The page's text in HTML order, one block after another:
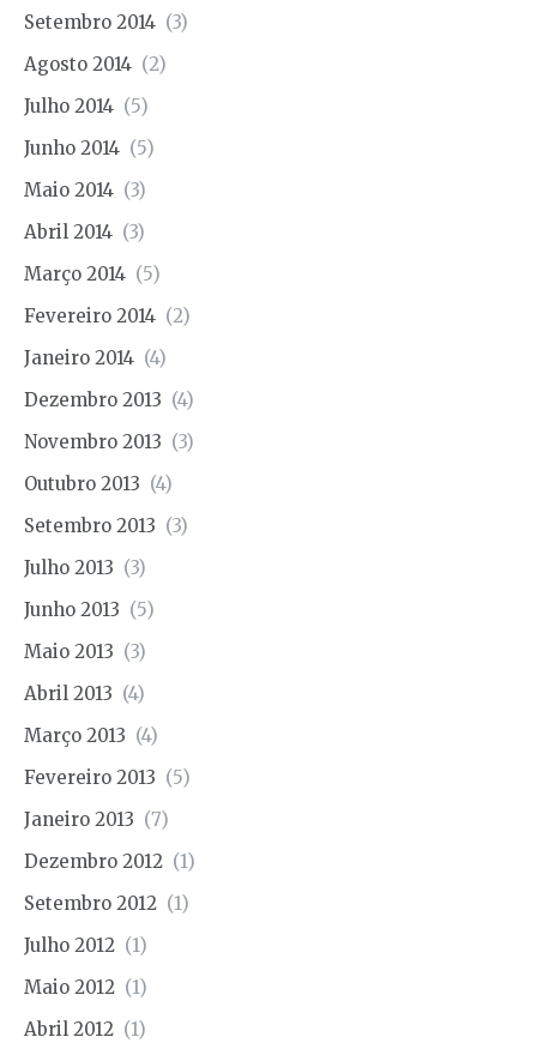
Setembro 2014 (3)
Agosto 2014 (2)
Julho 2014 (5)
Junho 2014 (5)
Maio 2014 (3)
Abril 2014 (3)
Março 2014 (5)
Fevereiro 2014 (2)
Janeiro 2014 (4)
Dezembro 2013 (4)
Novembro 2013 (3)
Outubro 2013 (4)
Setembro 2013 (3)
Julho 2013 (3)
Junho 2013 (5)
Maio 2013 (3)
Abril 2013 (4)
Março 2013 (4)
Fevereiro 2013 (5)
Janeiro 2013 (7)
Dezembro 2012 (1)
Setembro 2012 (1)
Julho 2012 (1)
Maio 2012 (1)
Abril 2012 (1)